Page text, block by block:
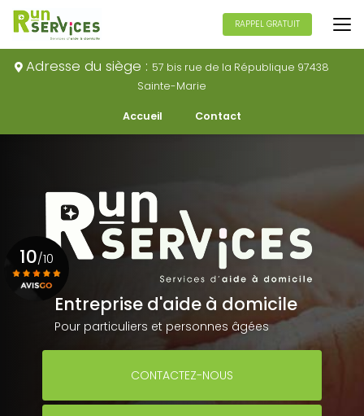
Aller
au
principal
Adresse du siège : 57 bis rue de la République 97438
Sainte-Marie
Accueil Contact
RAPPEL GRATUIT
Entreprise d'aide à domicile
Pour particuliers et personnes âgées
CONTACTEZ-NOUS
10/10
Voir le certificat